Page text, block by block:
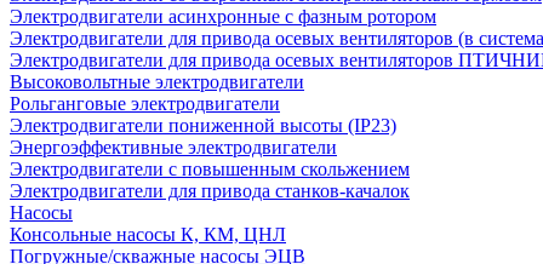
Электродвигатели асинхронные с фазным ротором
Электродвигатели для привода осевых вентиляторов (в
Электродвигатели для привода осевых вентиляторов
Высоковольтные электродвигатели
Рольганговые электродвигатели
Электродвигатели пониженной высоты (IP23)
Энергоэффективные электродвигатели
Электродвигатели с повышенным скольжением
Электродвигатели для привода станков-качалок
Насосы
Консольные насосы К, КМ, ЦНЛ
Погружные/скважные насосы ЭЦВ